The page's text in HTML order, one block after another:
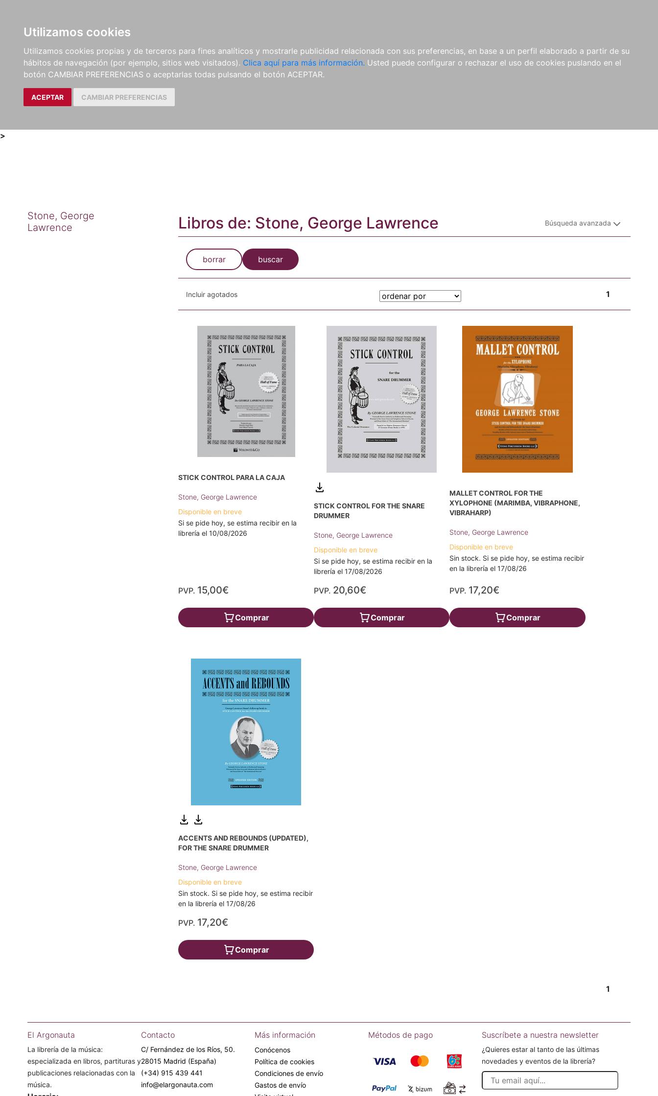
Utilizamos cookies
Utilizamos cookies propias y de terceros para fines analíticos y mostrarle publicidad relacionada con sus preferencias, en base a un perfil elaborado a partir de su
hábitos de navegación (por ejemplo, sitios web visitados). Clica aquí para más información. Usted puede configurar o rechazar el uso de cookies puslando en el
botón CAMBIAR PREFERENCIAS o aceptarlas todas pulsando el botón ACEPTAR.
ACEPTAR CAMBIAR PREFERENCIAS
LIBROS
MÉTODOS Y
EJERCICIOS
PARTITURAS Y EDICIONES
CRÍTICAS
REVISTAS
CDS Y
DVDS
MATERIAL
COMPLEMENTARIO
NOVEDADES NOTICIAS
COMPRAS
INSTITUCIONALES
>
Stone, George
Lawrence
Libros de: Stone, George Lawrence Búsqueda avanzada
borrar buscar
Incluir agotados 1
STICK CONTROL PARA LA CAJA
Stone, George Lawrence
Disponible en breve
Si se pide hoy, se estima recibir en la
librería el 10/08/2026
PVP. 15,00€
Comprar
STICK CONTROL FOR THE SNARE
DRUMMER
Stone, George Lawrence
Disponible en breve
Si se pide hoy, se estima recibir en la
librería el 17/08/2026
PVP. 20,60€
Comprar
MALLET CONTROL FOR THE
XYLOPHONE (MARIMBA, VIBRAPHONE,
VIBRAHARP)
Stone, George Lawrence
Disponible en breve
Sin stock. Si se pide hoy, se estima recibir
en la librería el 17/08/26
PVP. 17,20€
Comprar
ACCENTS AND REBOUNDS (UPDATED),
FOR THE SNARE DRUMMER
Stone, George Lawrence
Disponible en breve
Sin stock. Si se pide hoy, se estima recibir
en la librería el 17/08/26
PVP. 17,20€
Comprar
1
El Argonauta
La librería de la música:
especializada en libros, partituras y
publicaciones relacionadas con la
música.
Contacto
C/ Fernández de los Ríos, 50.
28015 Madrid (España)
(+34) 915 439 441
info@elargonauta.com
Más información
Conócenos
Política de cookies
Condiciones de envío
Gastos de envío
Métodos de pago Suscríbete a nuestra newsletter
¿Quieres estar al tanto de las últimas
novedades y eventos de la librería?